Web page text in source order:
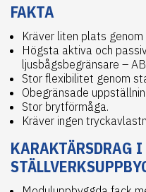
FAKTA
Kräver liten plats
Högsta aktiva och
ljusbågsbegränsare –
Stor flexibilitet genom
Obegränsade
Stor brytförmåga.
Kräver ingen
KARAKTÄRSDRAG I